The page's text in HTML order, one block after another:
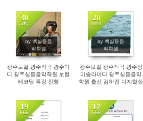
30
JUN
by 백실용음
악학원
423
광주보컬 광주작곡 광주미
디 광주실용음악학원 보컬
레코딩 특강 진행
20
MAY
by 백실용음
악학원
383
광주보컬 광주작곡 광주싱
어송라이터 광주실용음악
학원 출신 김하진 디지털싱
19
FEB
17
FEB